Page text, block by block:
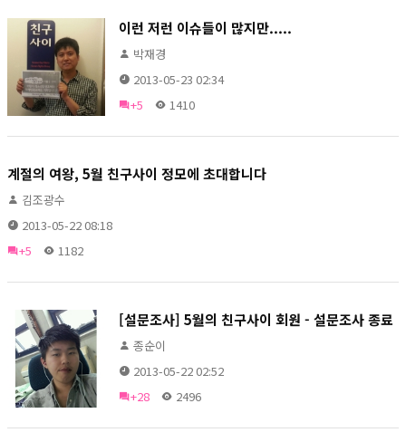
이런 저런 이슈들이 많지만.....
박재경
2013-05-23 02:34
+5
1410
계절의 여왕, 5월 친구사이 정모에 초대합니다
김조광수
2013-05-22 08:18
+5
1182
[설문조사] 5월의 친구사이 회원 - 설문조사 종료
종순이
2013-05-22 02:52
+28
2496